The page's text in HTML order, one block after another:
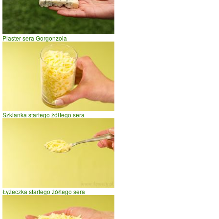
Plaster sera Gorgonzola
Szklanka startego żółtego sera
Łyżeczka startego żółtego sera